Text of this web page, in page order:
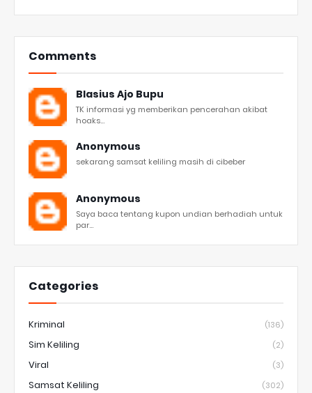
Comments
Blasius Ajo Bupu
TK informasi yg memberikan pencerahan akibat
hoaks...
Anonymous
sekarang samsat keliling masih di cibeber
Anonymous
Saya baca tentang kupon undian berhadiah untuk
par...
Categories
Kriminal (136)
Sim Keliling (2)
Viral (3)
Samsat Keliling (302)